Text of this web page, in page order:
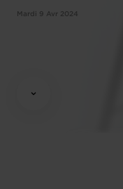
Mardi 9 Avr 2024